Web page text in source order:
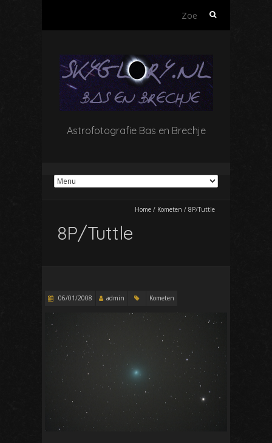
Zoeken
Astrofotografie Bas en Brechje
Home / Kometen / 8P/Tuttle
8P/Tuttle
06/01/2008 admin Kometen